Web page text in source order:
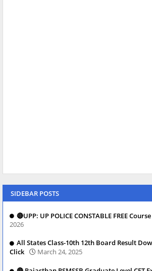
SIDEBAR POSTS
🔴UPP: UP POLICE CONSTABLE FREE
2026
All States Class-10th 12th Board Result
Click
March 24, 2025